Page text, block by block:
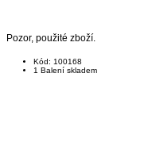
Pozor, použité zboží.
Kód: 100168
1 Balení skladem